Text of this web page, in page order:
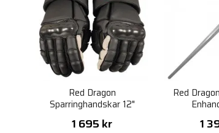
Red Dragon
Sparringhandskar 12"
1 695 kr
Red
1